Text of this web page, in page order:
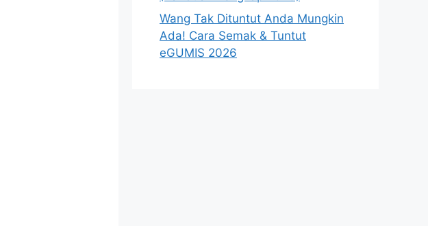
Wang Tak Dituntut Anda Mungkin
Ada! Cara Semak & Tuntut
eGUMIS 2026